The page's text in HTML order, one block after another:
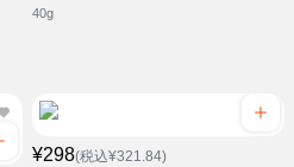
40g
¥298(税込¥321.84)